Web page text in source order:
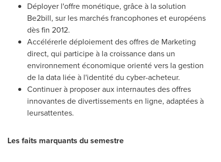
Déployer l'offre monétique, grâce à la solution
Be2bill, sur les marchés francophones et européens
dès fin 2012.
Accélérerle déploiement des offres de Marketing
direct, qui participe à la croissance dans un
environnement économique orienté vers la gestion
de la data liée à l'identité du cyber-acheteur.
Continuer à proposer aux internautes des offres
innovantes de divertissements en ligne, adaptées à
leursattentes.
Les faits marquants du semestre